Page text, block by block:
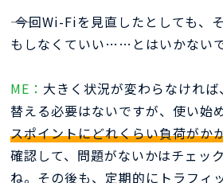
―― 今回Wi-Fiを見直したとしても、
もしなくていい……とはいかない
ME： 大きく状況が変わらなけれ
替える必要はないですが、使い始
スポイントにどれくらい負荷がか
確認して、問題がないかはチェッ
ね。その後も、定期的にトラフィ